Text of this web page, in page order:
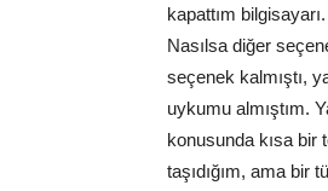
kapattım
Nasılsa diğer
seçenek kalmıştı,
uykumu almıştım.
konusunda kısa bir
taşıdığım, ama bir